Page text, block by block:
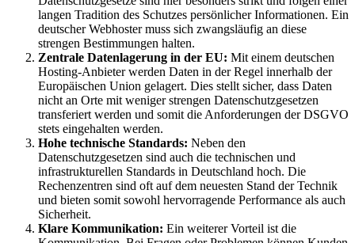
langen Tradition des Schutzes persönlicher Informationen. Ein
deutscher Webhoster muss sich zwangsläufig an diese
strengen Bestimmungen halten.
Zentrale Datenlagerung in der EU: Mit einem deutschen
Hosting-Anbieter werden Daten in der Regel innerhalb der
Europäischen Union gelagert. Dies stellt sicher, dass Daten
nicht an Orte mit weniger strengen Datenschutzgesetzen
transferiert werden und somit die Anforderungen der DSGVO
stets eingehalten werden.
Hohe technische Standards: Neben den
Datenschutzgesetzen sind auch die technischen und
infrastrukturellen Standards in Deutschland hoch. Die
Rechenzentren sind oft auf dem neuesten Stand der Technik
und bieten somit sowohl hervorragende Performance als auch
Sicherheit.
Klare Kommunikation: Ein weiterer Vorteil ist die